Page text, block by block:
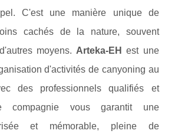
C'est une manière unique de
cachés de la nature, souvent
moyens. Arteka-EH est une
d'activités de canyoning au
des professionnels qualifiés et
compagnie vous garantit une
et mémorable, pleine de